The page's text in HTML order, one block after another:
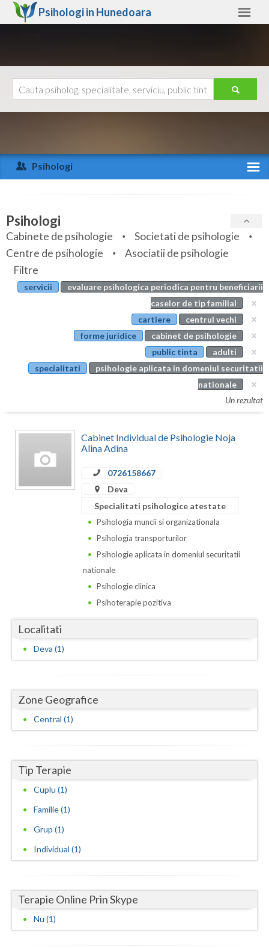
Psihologi in Hunedoara
Arad
Arges
Bihor
Bistrita-Nasaud
Botosani
Buzau
Constanta
Covasna
Hunedoara
Iasi
Ilfov
Maramures
Mehedinti
Mures
Neamt
Olt
Salaj
Satu-Mare
Ajutor
Psihologi
Specialitati
Servicii
Articole
Evenimente
Psihologi
Cabinete de psihologie
Societati de psihologie
Centre de psihologie
Asociatii de psihologie
Filtre
servicii
evaluare psihologica periodica pentru beneficiarii
caselor de tip familial
cartiere
centrul vechi
forme juridice
cabinet de psihologie
public tinta
adulti
specialitati
psihologie aplicata in domeniul securitatii
nationale
Un rezultat
Cabinet Individual de Psihologie Noja
Alina Adina
0726158667
Deva
Specialitati psihologice atestate
Psihologia muncii si organizationala
Psihologia transporturilor
Psihologie aplicata in domeniul securitatii
nationale
Psihologie clinica
Psihoterapie pozitiva
Localitati
Deva (1)
Zone Geografice
Central (1)
Tip Terapie
Cuplu (1)
Familie (1)
Grup (1)
Individual (1)
Terapie Online Prin Skype
Nu (1)